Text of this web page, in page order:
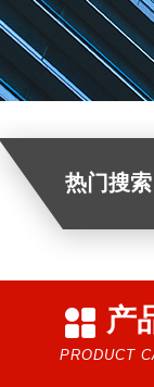
热门搜索
产
PRODUCT